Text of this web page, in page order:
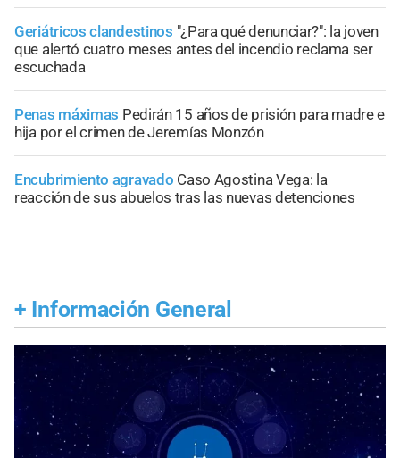
Geriátricos clandestinos "¿Para qué denunciar?": la joven
que alertó cuatro meses antes del incendio reclama ser
escuchada
Penas máximas Pedirán 15 años de prisión para madre e
hija por el crimen de Jeremías Monzón
Encubrimiento agravado Caso Agostina Vega: la
reacción de sus abuelos tras las nuevas detenciones
+ Información General